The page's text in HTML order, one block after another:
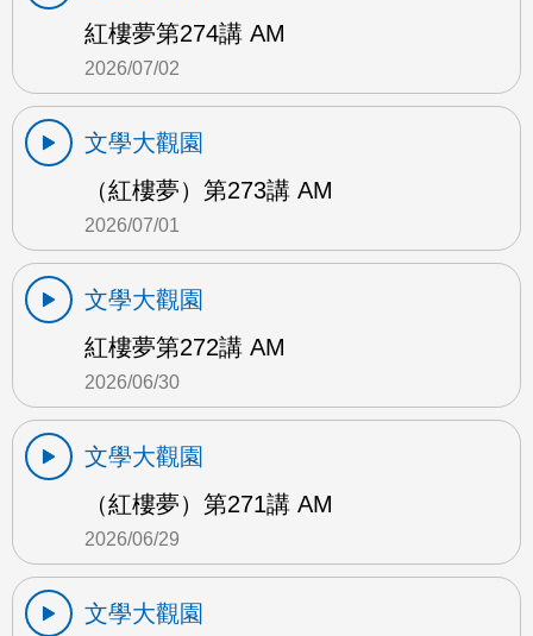
紅樓夢第274講 AM
2026/07/02
文學大觀園
（紅樓夢）第273講 AM
2026/07/01
文學大觀園
紅樓夢第272講 AM
2026/06/30
文學大觀園
（紅樓夢）第271講 AM
2026/06/29
文學大觀園